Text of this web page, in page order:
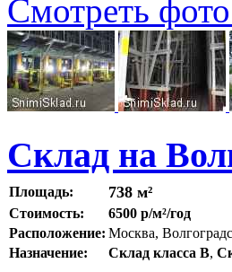
Смотреть
Склад на
Площадь: 738 м²
Стоимость:
6500 р/м²/год
Расположение: Москва,
Назначение:
Склад класса B,